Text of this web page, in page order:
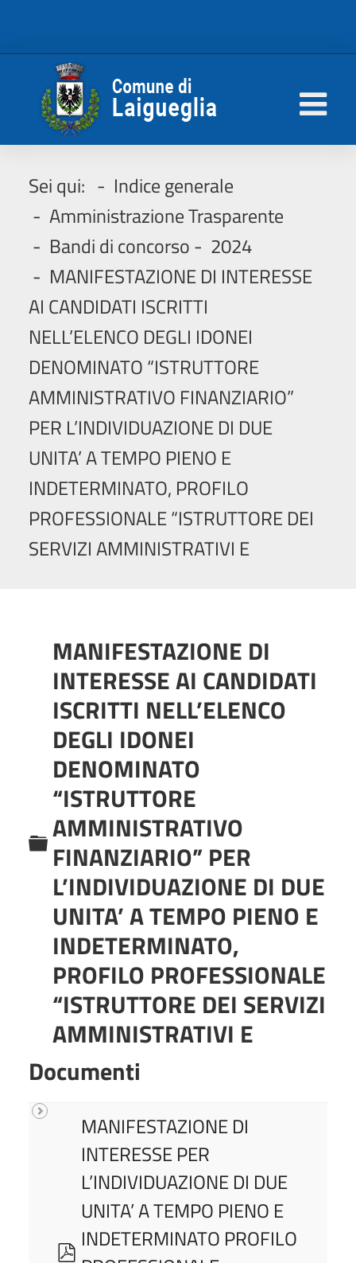
Sei qui:
Indice generale
Amministrazione Trasparente
Bandi di concorso
2024
MANIFESTAZIONE DI INTERESSE
AI CANDIDATI ISCRITTI
NELL’ELENCO DEGLI IDONEI
DENOMINATO “ISTRUTTORE
AMMINISTRATIVO FINANZIARIO”
PER L’INDIVIDUAZIONE DI DUE
UNITA’ A TEMPO PIENO E
INDETERMINATO, PROFILO
PROFESSIONALE “ISTRUTTORE DEI
SERVIZI AMMINISTRATIVI E
C
a
r
t
e
a
MANIFESTAZIONE DI
INTERESSE AI CANDIDATI
ISCRITTI NELL’ELENCO
DEGLI IDONEI
DENOMINATO
“ISTRUTTORE
AMMINISTRATIVO
FINANZIARIO” PER
L’INDIVIDUAZIONE DI DUE
UNITA’ A TEMPO PIENO E
INDETERMINATO,
PROFILO PROFESSIONALE
“ISTRUTTORE DEI SERVIZI
AMMINISTRATIVI E
Documenti
p
MANIFESTAZIONE DI
INTERESSE PER
L’INDIVIDUAZIONE DI DUE
UNITA’ A TEMPO PIENO E
INDETERMINATO PROFILO